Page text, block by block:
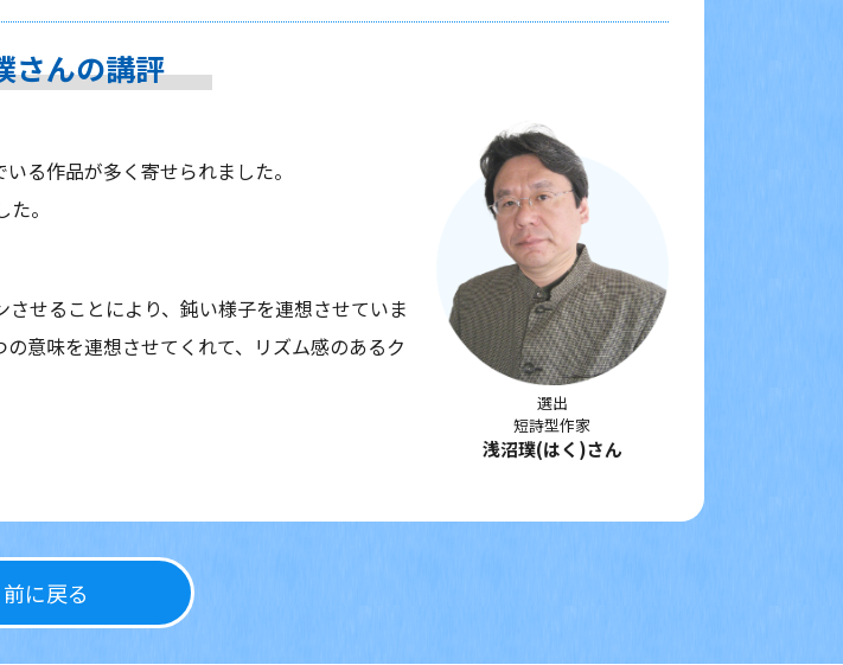
さんの講評
選出
短詩型作家
浅沼璞(はく)さん
る作品が多く寄せられました。
。
せることにより、鈍い様子を連想させていま
意味を連想させてくれて、リズム感のあるク
前に戻る